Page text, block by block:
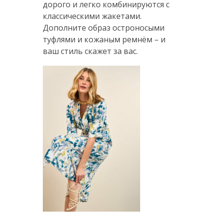
дорого и легко комбинируются с
классическими жакетами.
Дополните образ остроносыми
туфлями и кожаным ремнём – и
ваш стиль скажет за вас.